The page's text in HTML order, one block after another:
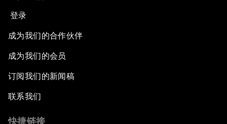
登录
成为我们的合作伙伴
成为我们的会员
订阅我们的新闻稿
联系我们
快捷链接